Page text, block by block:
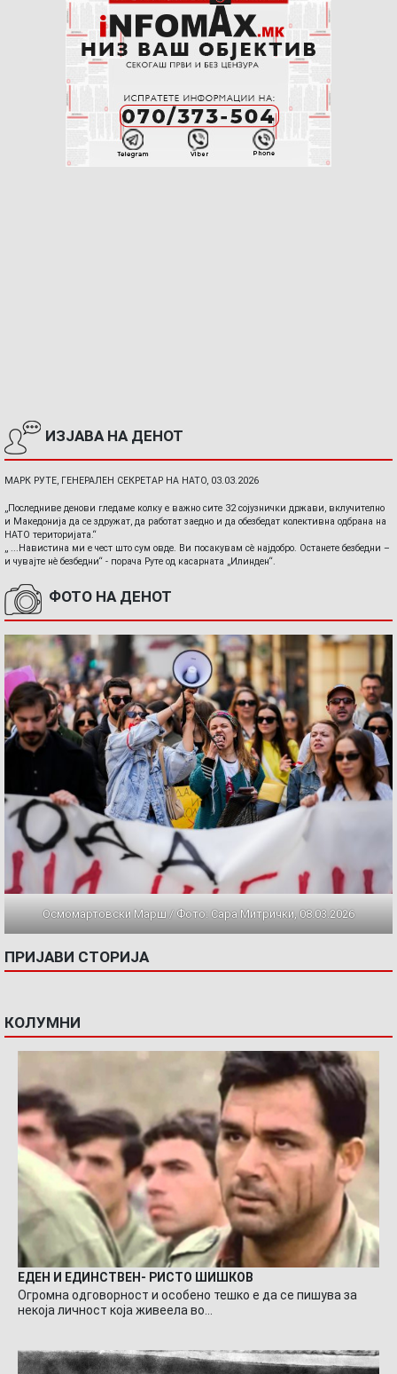
ИЗЈАВА НА ДЕНОТ
МАРК РУТЕ, ГЕНЕРАЛЕН СЕКРЕТАР НА НАТО, 03.03.2026
„Последниве денови гледаме колку е важно сите 32 сојузнички држави, вклучително
и Македонија да се здружат, да работат заедно и да обезбедат колективна одбрана на
НАТО територијата.“
„ ...Навистина ми е чест што сум овде. Ви посакувам сè најдобро. Останете безбедни –
и чувајте нè безбедни“ - порача Руте од касарната „Илинден“.
ФОТО НА ДЕНОТ
Осмомартовски Марш / Фото: Сара Митрички, 08.03.2026
ПРИЈАВИ СТОРИЈА
КОЛУМНИ
ЕДЕН И ЕДИНСТВЕН- РИСТО ШИШКОВ
Огромна одговорност и особено тешко е да се пишува за
некоја личност која живеела во…